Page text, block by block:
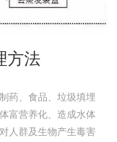
方法
药、食品、垃圾填埋
富营养化、造成水体
人群及生物产生毒害